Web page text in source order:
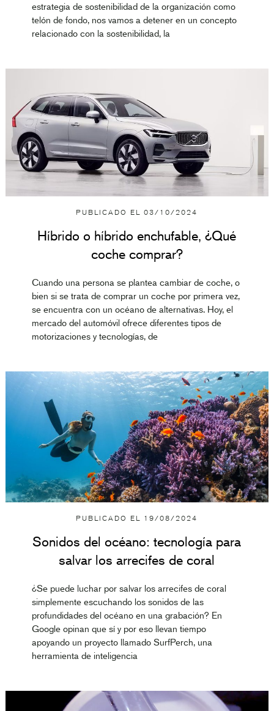
estrategia de sostenibilidad de la organización como
telón de fondo, nos vamos a detener en un concepto
relacionado con la sostenibilidad, la
PUBLICADO EL03/10/2024
Híbrido o híbrido enchufable, ¿Qué
coche comprar?
Cuando una persona se plantea cambiar de coche, o
bien si se trata de comprar un coche por primera vez,
se encuentra con un océano de alternativas. Hoy, el
mercado del automóvil ofrece diferentes tipos de
motorizaciones y tecnologías, de
PUBLICADO EL 19/08/2024
Sonidos del océano: tecnología para
salvar los arrecifes de coral
¿Se puede luchar por salvar los arrecifes de coral
simplemente escuchando los sonidos de las
profundidades del océano en una grabación? En
Google opinan que sí y por eso llevan tiempo
apoyando un proyecto llamado SurfPerch, una
herramienta de inteligencia